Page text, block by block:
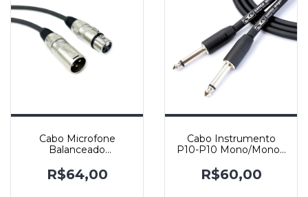
Cabo Microfone
Balanceado
- Cabo Microfone
X30(2x0,30mm2) Sto.
R$64,00
Cabo Instrumento
P10-P10 Mono/Mono -
Ninja - Reto/Reto
R$60,00